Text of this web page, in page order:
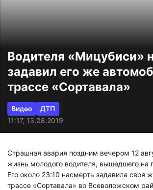
Водителя «Мицубиси»
задавил его же
трассе «Сортавала»
Видео
ДТП
11:17, 13.08.2019
Страшная авария поздним вечером 12
жизнь молодого водителя, вышедшего на
Его около 23:10 насмерть задавила своя
трассе «Сортавала» во Всеволожском